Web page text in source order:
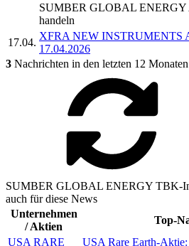
SUMBER GLOBAL ENERGY
handeln
17.04.
XFRA NEW INSTRUMENTS
17.04.2026
3 Nachrichten in den letzten 12 Monaten
SUMBER GLOBAL ENERGY TBK-
auch für diese News
Unternehmen
/ Aktien
Top-
USA RARE
USA Rare Earth-